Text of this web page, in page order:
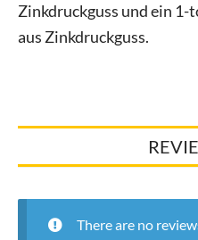
Zinkdruckguss und ein
aus Zinkdruckguss.
There are no